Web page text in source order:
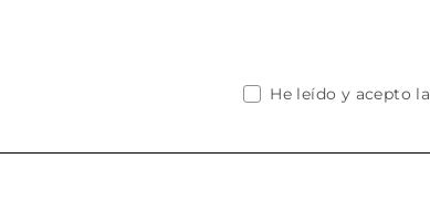
He leído y acepto la